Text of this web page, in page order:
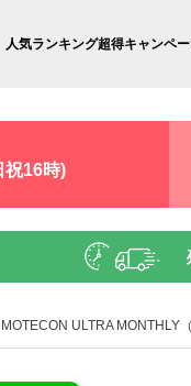
人気ランキング超得キャンペ
祝16時)
MOTECON ULTRA MONTHLY